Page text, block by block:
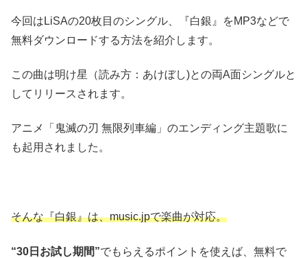
今回はLiSAの20枚目のシングル、『白銀』をMP3などで
無料ダウンロードする方法を紹介します。
この曲は明け星（読み方：あけぼし)との両A面シングルと
してリリースされます。
アニメ「鬼滅の刃 無限列車編」のエンディング主題歌に
も起用されました。
そんな『白銀』は、music.jpで楽曲が対応。
“30日お試し期間”でもらえるポイントを使えば、無料で